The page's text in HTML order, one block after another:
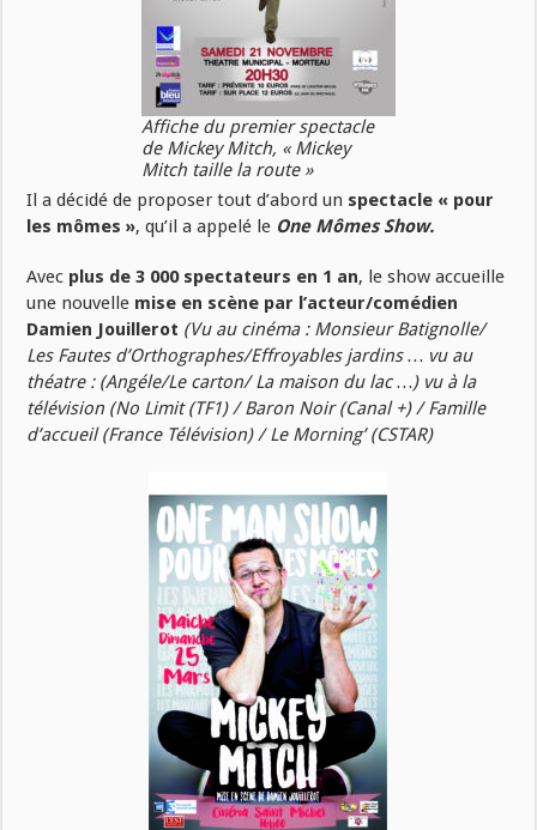
Affiche du premier spectacle
de Mickey Mitch, « Mickey
Mitch taille la route »
Il a décidé de proposer tout d’abord un spectacle « pour
les mômes », qu’il a appelé le One Mômes Show.
Avec plus de 3 000 spectateurs en 1 an, le show accueille
une nouvelle mise en scène par l’acteur/comédien
Damien Jouillerot (Vu au cinéma : Monsieur Batignolle/
Les Fautes d’Orthographes/Effroyables jardins … vu au
théatre : (Angéle/Le carton/ La maison du lac …) vu à la
télévision (No Limit (TF1) / Baron Noir (Canal +) / Famille
d’accueil (France Télévision) / Le Morning’ (CSTAR)